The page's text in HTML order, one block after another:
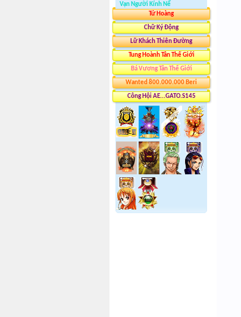
Vạn Người Kính Nể
Tứ Hoàng
Chữ Ký Động
Lữ Khách Thiên Đường
Tung Hoành Tân Thế Giới
Bá Vương Tân Thế Giới
Wanted 800.000.000 Beri
Công Hội AE...GATO.S145